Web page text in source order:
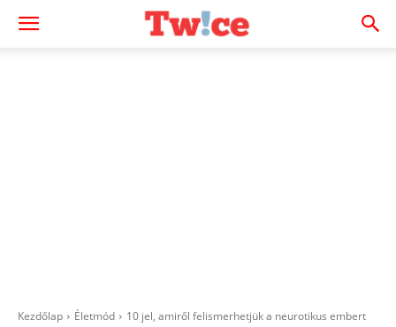
Kezdőlap Életmód 10 jel, amiről felismerhetjük a neurotikus embert